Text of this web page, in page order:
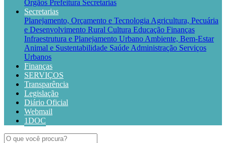
Órgãos Prefeitura Secretarias
Secretarias
Planejamento, Orçamento e Tecnologia Agricultura, Pecuária
e Desenvolvimento Rural Cultura Educação Finanças
Infraestrutura e Planejamento Urbano Ambiente, Bem-Estar
Animal e Sustentabilidade Saúde Administração Serviços
Urbanos
Finanças
SERVIÇOS
Transparência
Legislação
Diário Oficial
Webmail
1DOC